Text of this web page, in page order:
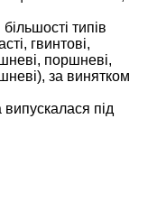
типів
гвинтові,
поршневі,
за винятком
під